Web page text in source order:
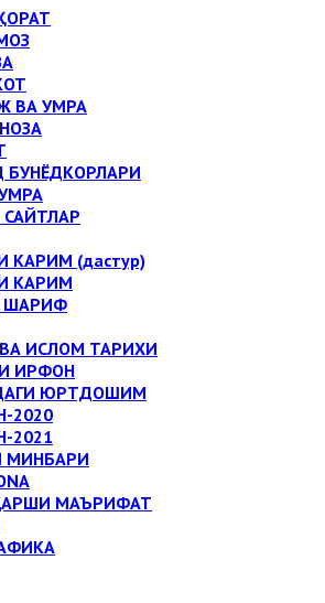
ВА УМРА
КАРИМ (дастур)
КАРИМ
ШАРИФ
ИСЛОМ ТАРИХИ
ИРФОН
ЮРТДОШИМ
2020
2021
МИНБАРИ
МАЪРИФАТ